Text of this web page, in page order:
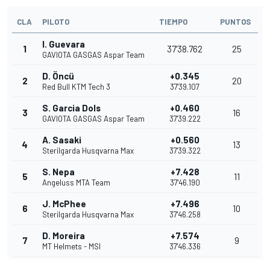
CLA PILOTO TIEMPO PUNTOS
1 I. Guevara
GAVIOTA GASGAS Aspar Team
37'38.762 25
2 D. Öncü
Red Bull KTM Tech 3
+0.345
37'39.107
20
3 S. Garcia Dols
GAVIOTA GASGAS Aspar Team
+0.460
37'39.222
16
4 A. Sasaki
Sterilgarda Husqvarna Max
+0.560
37'39.322
13
5 S. Nepa
Angeluss MTA Team
+7.428
37'46.190
11
6 J. McPhee
Sterilgarda Husqvarna Max
+7.496
37'46.258
10
7 D. Moreira
MT Helmets - MSI
+7.574
37'46.336
9